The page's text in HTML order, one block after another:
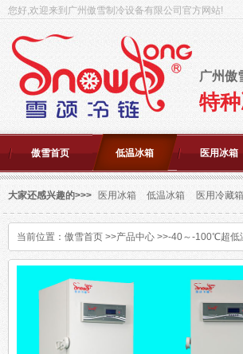
您好,欢迎来到广州傲雪制冷设备有限公司官方网站!
广州傲
特
傲雪首页 低温冰箱 医用冰箱
大家还感兴趣的>>> 医用冰箱 低温冰箱 医用冷藏箱
当前位置： 傲雪首页 >>产品中心 >>-40～-100℃超低